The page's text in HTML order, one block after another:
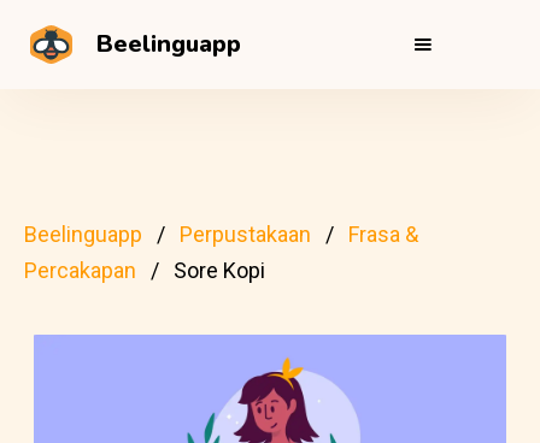
Beelinguapp
Beelinguapp Perpustakaan
Frasa &
Percakapan
Sore Kopi